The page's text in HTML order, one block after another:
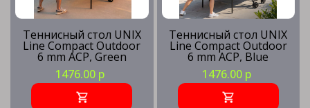
Теннисный стол UNIX
Line Compact Outdoor
6 mm ACP, Green
1476.00 р
Теннисный стол UNIX
Line Compact Outdoor
6 mm ACP, Blue
1476.00 р